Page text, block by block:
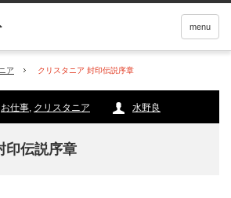
menu
ア クリスタニア 封印伝説序章
お仕事, クリスタニア 水野良
印伝説序章